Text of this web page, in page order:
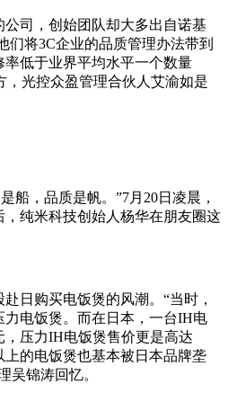
司，创始团队却大多出自诺基
们将3C企业的品质管理办法带到
低于业界平均水平一个数量
，光控众盈管理合伙人艾渝如是
船，品质是帆。”7月20日凌晨，
纯米科技创始人杨华在朋友圈这
日购买电饭煲的风潮。“当时，
力电饭煲。而在日本，一台IH电
，压力IH电饭煲售价更是高达
上的电饭煲也基本被日本品牌垄
吴锦涛回忆。